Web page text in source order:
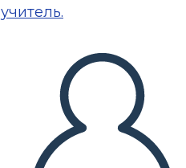
учитель.